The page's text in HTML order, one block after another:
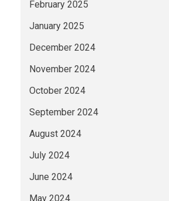
February 2025
January 2025
December 2024
November 2024
October 2024
September 2024
August 2024
July 2024
June 2024
May 2024